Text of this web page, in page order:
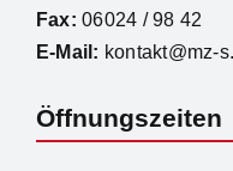
Fax: 06024 / 98 42
E-Mail: kontakt@mz-
Öffnungszeiten